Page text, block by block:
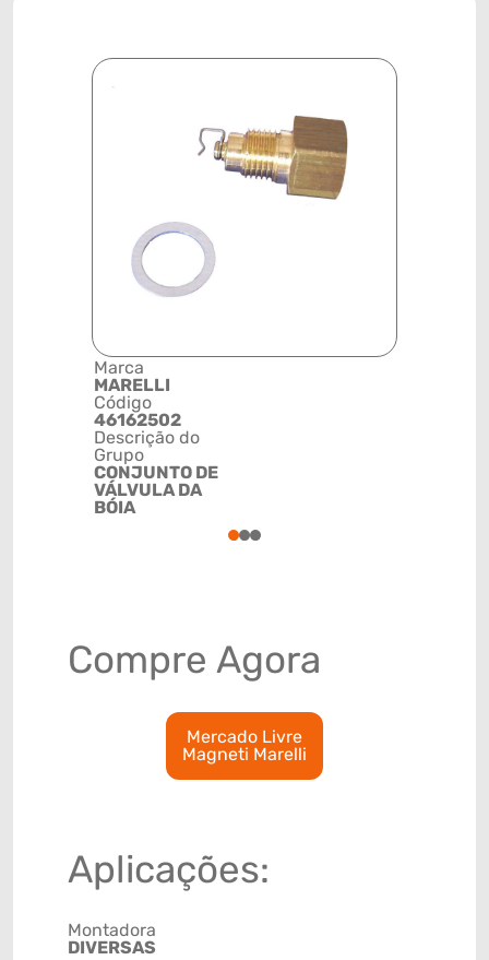
Marca
MARELLI
Código
46162502
Descrição do
Grupo
CONJUNTO DE
VÁLVULA DA
BÓIA
123
Compre Agora
Mercado Livre
Magneti Marelli
Aplicações:
Montadora
DIVERSAS